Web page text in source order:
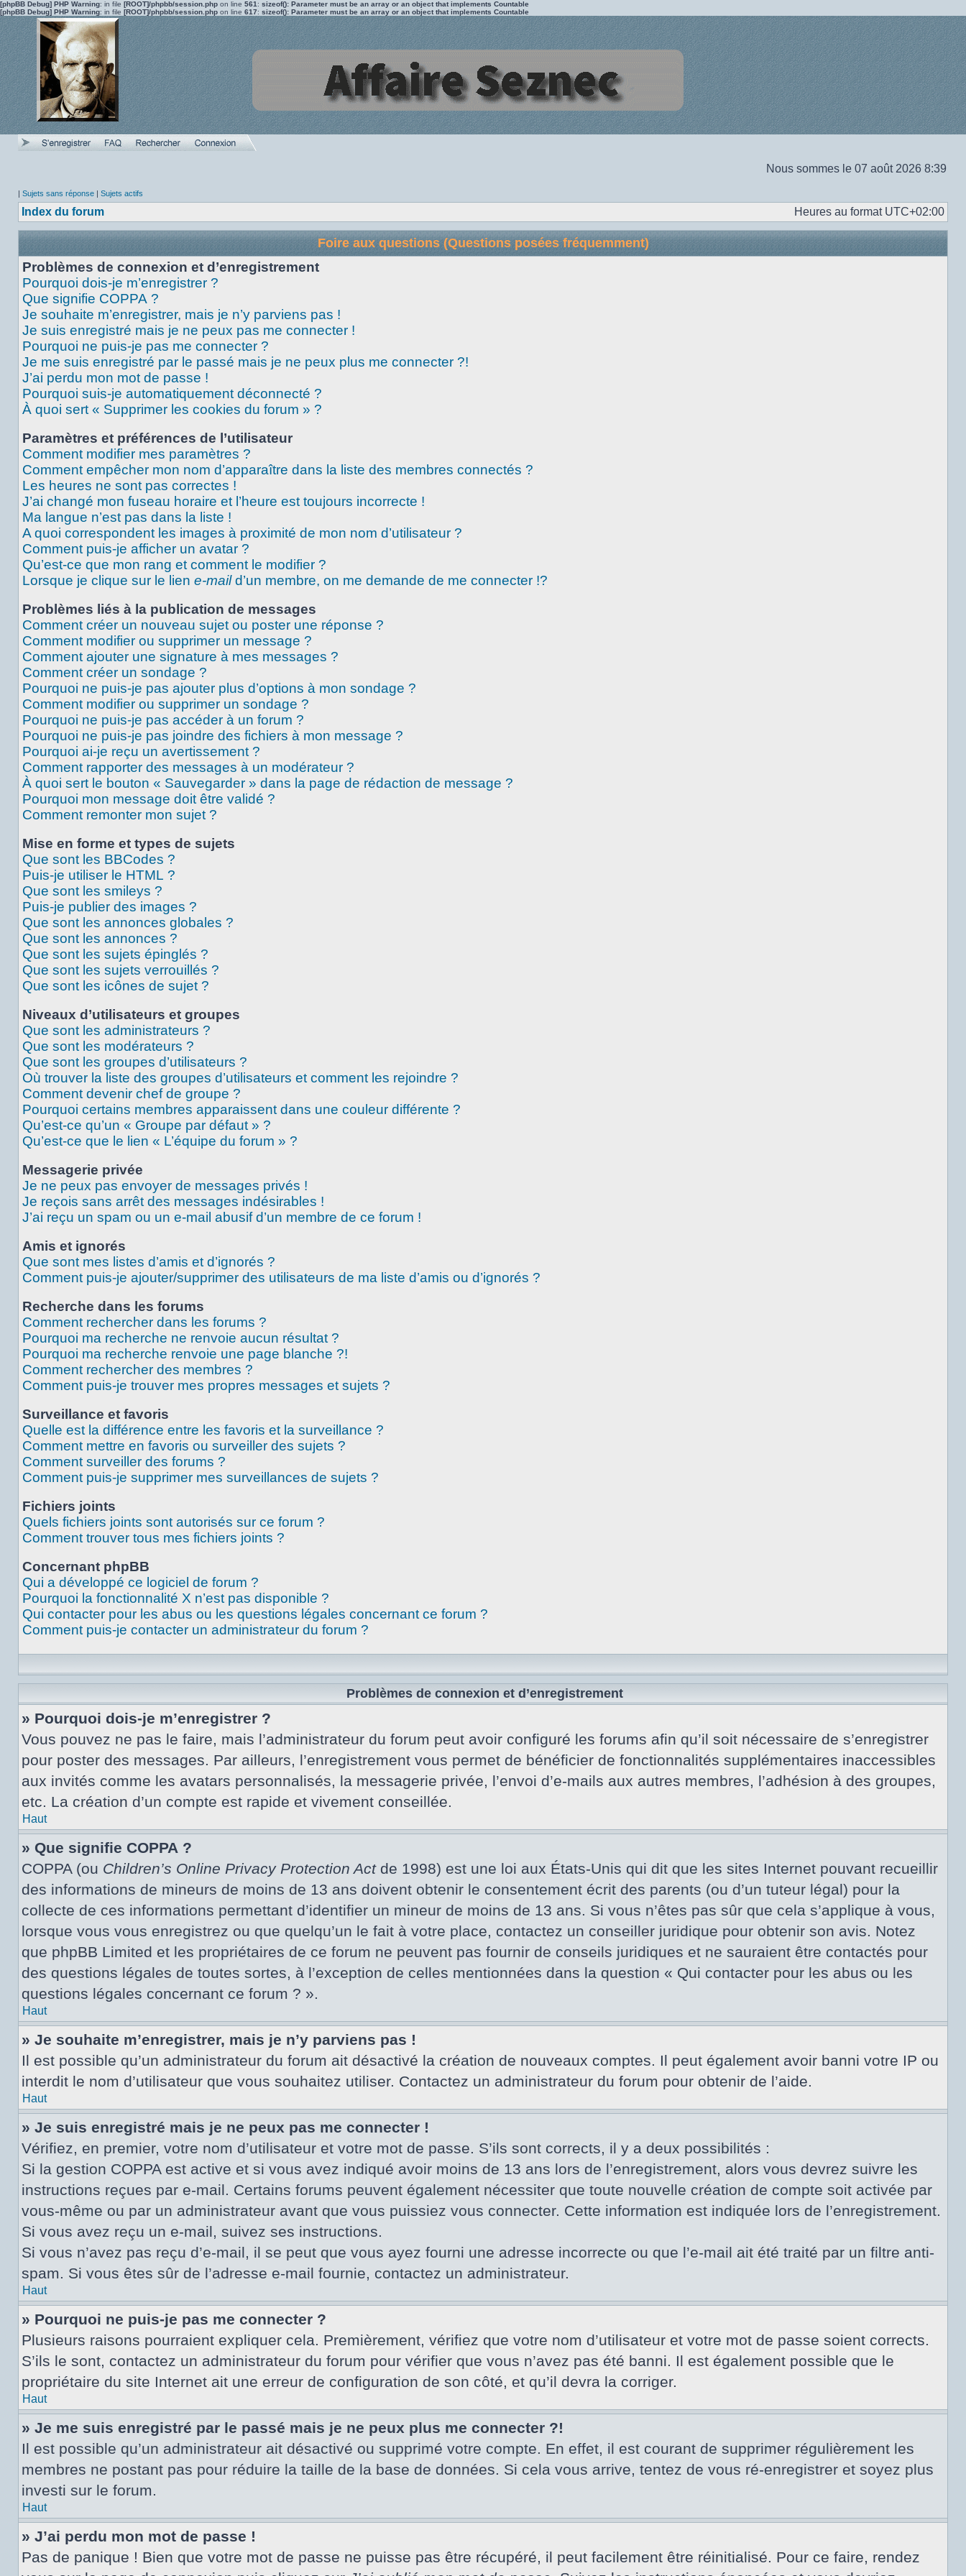
[phpBB Debug] PHP Warning: in file [ROOT]/phpbb/session.php on line 561 : sizeof(): Parameter must be an array or an object that implements Countable
[phpBB Debug] PHP Warning: in file [ROOT]/phpbb/session.php on line 617: sizeof(): Parameter must be an array or an object that implements Countable
Nous sommes le 07 août 2026 8:39
| Sujets sans réponse | Sujets actifs
Index du forum Heures au format UTC+02:00
Foire aux questions (Questions posées fréquemment)
Problèmes de connexion et d’enregistrement
Pourquoi dois-je m’enregistrer ?
Que signifie COPPA ?
Je souhaite m’enregistrer, mais je n’y parviens pas !
Je suis enregistré mais je ne peux pas me connecter !
Pourquoi ne puis-je pas me connecter ?
Je me suis enregistré par le passé mais je ne peux plus me connecter ?!
J’ai perdu mon mot de passe !
Pourquoi suis-je automatiquement déconnecté ?
À quoi sert « Supprimer les cookies du forum » ?
Paramètres et préférences de l’utilisateur
Comment modifier mes paramètres ?
Comment empêcher mon nom d’apparaître dans la liste des membres connectés ?
Les heures ne sont pas correctes !
J’ai changé mon fuseau horaire et l’heure est toujours incorrecte !
Ma langue n’est pas dans la liste !
A quoi correspondent les images à proximité de mon nom d’utilisateur ?
Comment puis-je afficher un avatar ?
Qu’est-ce que mon rang et comment le modifier ?
Lorsque je clique sur le lien e-maild’un membre, on me demande de me connecter !?
Problèmes liés à la publication de messages
Comment créer un nouveau sujet ou poster une réponse ?
Comment modifier ou supprimer un message ?
Comment ajouter une signature à mes messages ?
Comment créer un sondage ?
Pourquoi ne puis-je pas ajouter plus d’options à mon sondage ?
Comment modifier ou supprimer un sondage ?
Pourquoi ne puis-je pas accéder à un forum ?
Pourquoi ne puis-je pas joindre des fichiers à mon message ?
Pourquoi ai-je reçu un avertissement ?
Comment rapporter des messages à un modérateur ?
À quoi sert le bouton « Sauvegarder » dans la page de rédaction de message ?
Pourquoi mon message doit être validé ?
Comment remonter mon sujet ?
Mise en forme et types de sujets
Que sont les BBCodes ?
Puis-je utiliser le HTML ?
Que sont les smileys ?
Puis-je publier des images ?
Que sont les annonces globales ?
Que sont les annonces ?
Que sont les sujets épinglés ?
Que sont les sujets verrouillés ?
Que sont les icônes de sujet ?
Niveaux d’utilisateurs et groupes
Que sont les administrateurs ?
Que sont les modérateurs ?
Que sont les groupes d’utilisateurs ?
Où trouver la liste des groupes d’utilisateurs et comment les rejoindre ?
Comment devenir chef de groupe ?
Pourquoi certains membres apparaissent dans une couleur différente ?
Qu’est-ce qu’un « Groupe par défaut » ?
Qu’est-ce que le lien « L’équipe du forum » ?
Messagerie privée
Je ne peux pas envoyer de messages privés !
Je reçois sans arrêt des messages indésirables !
J’ai reçu un spam ou un e-mail abusif d’un membre de ce forum !
Amis et ignorés
Que sont mes listes d’amis et d’ignorés ?
Comment puis-je ajouter/supprimer des utilisateurs de ma liste d’amis ou d’ignorés ?
Recherche dans les forums
Comment rechercher dans les forums ?
Pourquoi ma recherche ne renvoie aucun résultat ?
Pourquoi ma recherche renvoie une page blanche ?!
Comment rechercher des membres ?
Comment puis-je trouver mes propres messages et sujets ?
Surveillance et favoris
Quelle est la différence entre les favoris et la surveillance ?
Comment mettre en favoris ou surveiller des sujets ?
Comment surveiller des forums ?
Comment puis-je supprimer mes surveillances de sujets ?
Fichiers joints
Quels fichiers joints sont autorisés sur ce forum ?
Comment trouver tous mes fichiers joints ?
Concernant phpBB
Qui a développé ce logiciel de forum ?
Pourquoi la fonctionnalité X n’est pas disponible ?
Qui contacter pour les abus ou les questions légales concernant ce forum ?
Comment puis-je contacter un administrateur du forum ?
Problèmes de connexion et d’enregistrement
» Pourquoi dois-je m’enregistrer ?
Vous pouvez ne pas le faire, mais l’administrateur du forum peut avoir configuré les forums afin qu’il soit nécessaire de s’enregistrer
pour poster des messages. Par ailleurs, l’enregistrement vous permet de bénéficier de fonctionnalités supplémentaires inaccessibles
aux invités comme les avatars personnalisés, la messagerie privée, l’envoi d’e-mails aux autres membres, l’adhésion à des groupes,
etc. La création d’un compte est rapide et vivement conseillée.
Haut
» Que signifie COPPA ?
COPPA (ou Children’s Online Privacy Protection Actde 1998) est une loi aux États-Unis qui dit que les sites Internet pouvant recueillir
des informations de mineurs de moins de 13 ans doivent obtenir le consentement écrit des parents (ou d’un tuteur légal) pour la
collecte de ces informations permettant d’identifier un mineur de moins de 13 ans. Si vous n’êtes pas sûr que cela s’applique à vous,
lorsque vous vous enregistrez ou que quelqu’un le fait à votre place, contactez un conseiller juridique pour obtenir son avis. Notez
que phpBB Limited et les propriétaires de ce forum ne peuvent pas fournir de conseils juridiques et ne sauraient être contactés pour
des questions légales de toutes sortes, à l’exception de celles mentionnées dans la question « Qui contacter pour les abus ou les
questions légales concernant ce forum ? ».
Haut
» Je souhaite m’enregistrer, mais je n’y parviens pas !
Il est possible qu’un administrateur du forum ait désactivé la création de nouveaux comptes. Il peut également avoir banni votre IP ou
interdit le nom d’utilisateur que vous souhaitez utiliser. Contactez un administrateur du forum pour obtenir de l’aide.
Haut
» Je suis enregistré mais je ne peux pas me connecter !
Vérifiez, en premier, votre nom d’utilisateur et votre mot de passe. S’ils sont corrects, il y a deux possibilités :
Si la gestion COPPA est active et si vous avez indiqué avoir moins de 13 ans lors de l’enregistrement, alors vous devrez suivre les
instructions reçues par e-mail. Certains forums peuvent également nécessiter que toute nouvelle création de compte soit activée par
vous-même ou par un administrateur avant que vous puissiez vous connecter. Cette information est indiquée lors de l’enregistrement.
Si vous avez reçu un e-mail, suivez ses instructions.
Si vous n’avez pas reçu d’e-mail, il se peut que vous ayez fourni une adresse incorrecte ou que l’e-mail ait été traité par un filtre anti-
spam. Si vous êtes sûr de l’adresse e-mail fournie, contactez un administrateur.
Haut
» Pourquoi ne puis-je pas me connecter ?
Plusieurs raisons pourraient expliquer cela. Premièrement, vérifiez que votre nom d’utilisateur et votre mot de passe soient corrects.
S’ils le sont, contactez un administrateur du forum pour vérifier que vous n’avez pas été banni. Il est également possible que le
propriétaire du site Internet ait une erreur de configuration de son côté, et qu’il devra la corriger.
Haut
» Je me suis enregistré par le passé mais je ne peux plus me connecter ?!
Il est possible qu’un administrateur ait désactivé ou supprimé votre compte. En effet, il est courant de supprimer régulièrement les
membres ne postant pas pour réduire la taille de la base de données. Si cela vous arrive, tentez de vous ré-enregistrer et soyez plus
investi sur le forum.
Haut
» J’ai perdu mon mot de passe !
Pas de panique ! Bien que votre mot de passe ne puisse pas être récupéré, il peut facilement être réinitialisé. Pour ce faire, rendez